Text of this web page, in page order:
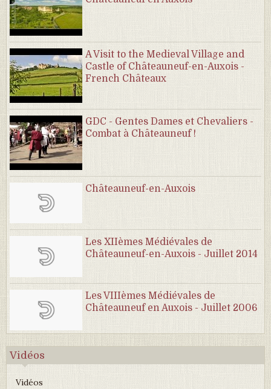
A Visit to the Medieval Village and
Castle of Châteauneuf-en-Auxois -
French Châteaux
GDC - Gentes Dames et Chevaliers -
Combat à Châteauneuf !
Châteauneuf-en-Auxois
Les XIIèmes Médiévales de
Châteauneuf-en-Auxois - Juillet 2014
Les VIIIèmes Médiévales de
Châteauneuf en Auxois - Juillet 2006
Vidéos
Vidéos